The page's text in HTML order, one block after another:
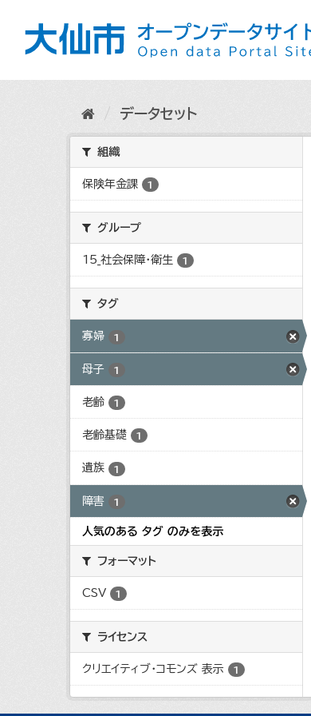
データセット
組織
保険年金課 1
グループ
15_社会保障・衛生 1
タグ
寡婦 1
母子 1
老齢 1
老齢基礎 1
遺族 1
障害 1
人気のある タグ のみを表示
フォーマット
CSV 1
ライセンス
クリエイティブ・コモンズ 表示 1